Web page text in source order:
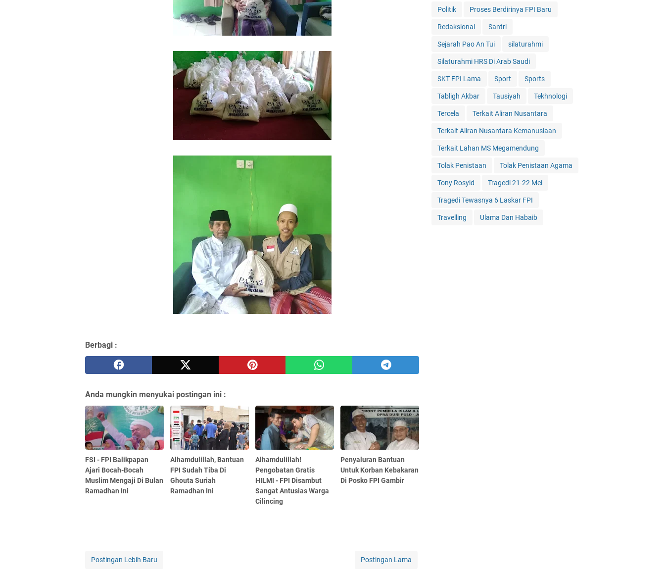
Berbagi :
Anda mungkin menyukai postingan ini :
FSI - FPI Balikpapan
Ajari Bocah-Bocah
Muslim Mengaji Di Bulan
Ramadhan Ini
Alhamdulillah, Bantuan
FPI Sudah Tiba Di
Ghouta Suriah
Ramadhan Ini
Alhamdulillah!
Pengobatan Gratis
HILMI - FPI Disambut
Sangat Antusias Warga
Cilincing
Penyaluran Bantuan
Untuk Korban Kebakaran
Di Posko FPI Gambir
Postingan Lebih Baru Postingan Lama
Politik Proses Berdirinya FPI Baru
Redaksional Santri
Sejarah Pao An Tui silaturahmi
Silaturahmi HRS Di Arab Saudi
SKT FPI Lama Sport Sports
Tabligh Akbar Tausiyah Tekhnologi
Tercela Terkait Aliran Nusantara
Terkait Aliran Nusantara Kemanusiaan
Terkait Lahan MS Megamendung
Tolak Penistaan Tolak Penistaan Agama
Tony Rosyid Tragedi 21-22 Mei
Tragedi Tewasnya 6 Laskar FPI
Travelling Ulama Dan Habaib